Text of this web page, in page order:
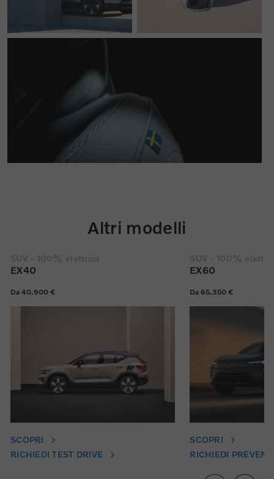
Altri modelli
EX40
Da 40.900 €
SCOPRI
RICHIEDI TEST DRIVE
EX60
Da 65.350 €
SCOPRI
RICHIEDI